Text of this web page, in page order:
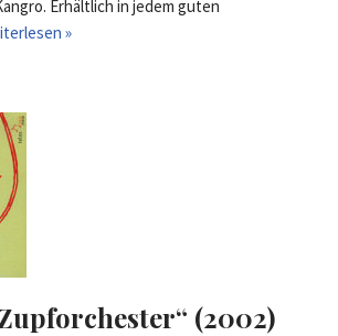
Erhältlich in jedem guten
»
(2002)